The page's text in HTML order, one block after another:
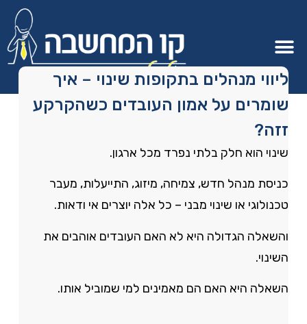
ליווי מנהלים בתקופות שינוי – איך
שומרים על אמון העובדים כשהקרקע
זזה?
שינוי הוא חלק בלתי נפרד מכל ארגון.
כניסת מנהל חדש, צמיחה, מיזוג, התייעלות, מעבר
טכנולוגי או שינוי מבני – כל אלה יוצרים אי ודאות.
והשאלה הגדולה היא לא האם העובדים אוהבים את
השינוי.
השאלה היא האם הם מאמינים למי שמוביל אותו.